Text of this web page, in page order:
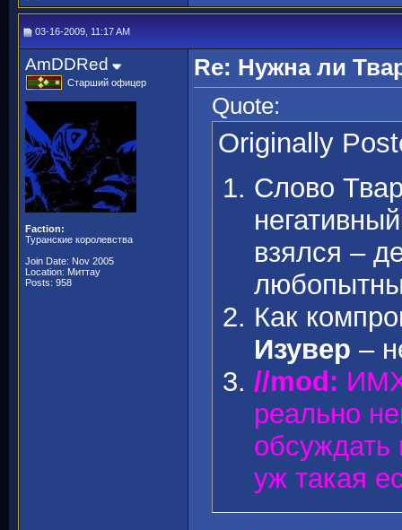
03-16-2009, 11:17 AM
AmDDRed
Старший офицер
Faction:
Туранские королевства
Join Date: Nov 2005
Location: Миттау
Posts: 958
Re: Нужна ли
Quote:
Originally
Слово
взялся –
Как
Изувер –
//mod:
реально
обсуждать
уж такая